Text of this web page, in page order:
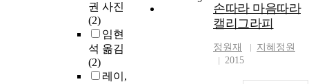
권 사진
(2)
임현
석 옮김
(2)
레이,
손따라 마음따라
캘리그라피
정원재
지혜정원
2015